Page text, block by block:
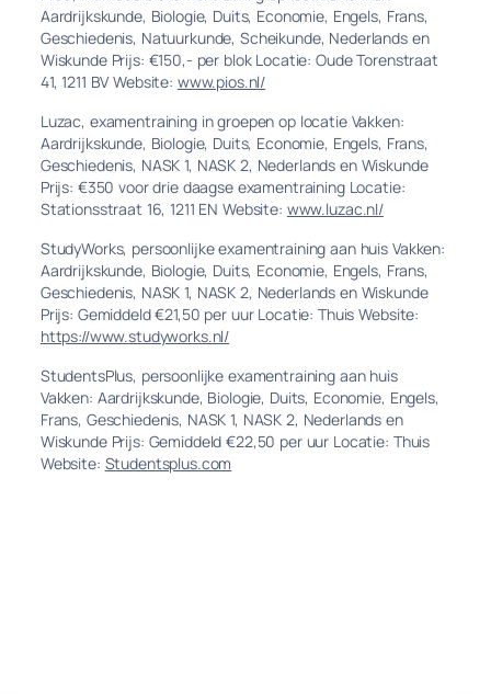
Aardrijkskunde, Biologie, Duits, Economie, Engels, Frans,
Geschiedenis, Natuurkunde, Scheikunde, Nederlands en
Wiskunde Prijs: €150,- per blok Locatie: Oude Torenstraat
41, 1211 BV Website: www.pios.nl/
Luzac, examentraining in groepen op locatie Vakken:
Aardrijkskunde, Biologie, Duits, Economie, Engels, Frans,
Geschiedenis, NASK 1, NASK 2, Nederlands en Wiskunde
Prijs: €350 voor drie daagse examentraining Locatie:
Stationsstraat 16, 1211 EN Website: www.luzac.nl/
StudyWorks, persoonlijke examentraining aan huis Vakken:
Aardrijkskunde, Biologie, Duits, Economie, Engels, Frans,
Geschiedenis, NASK 1, NASK 2, Nederlands en Wiskunde
Prijs: Gemiddeld €21,50 per uur Locatie: Thuis Website:
https://www.studyworks.nl/
StudentsPlus, persoonlijke examentraining aan huis
Vakken: Aardrijkskunde, Biologie, Duits, Economie, Engels,
Frans, Geschiedenis, NASK 1, NASK 2, Nederlands en
Wiskunde Prijs: Gemiddeld €22,50 per uur Locatie: Thuis
Website: Studentsplus.com